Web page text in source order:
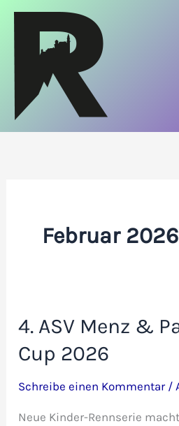
Zum
springen
Februar 2026
4. ASV Menz &
Cup 2026
Schreibe einen Kommentar /
Neue Kinder-Rennserie